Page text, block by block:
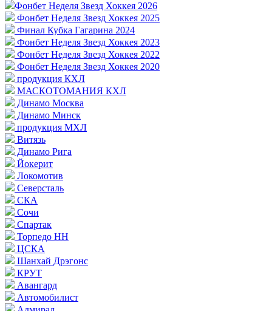
Фонбет Неделя Звезд Хоккея 2026
Фонбет Неделя Звезд Хоккея 2025
Финал Кубка Гагарина 2024
Фонбет Неделя Звезд Хоккея 2023
Фонбет Неделя Звезд Хоккея 2022
Фонбет Неделя Звезд Хоккея 2020
продукция КХЛ
МАСКОТОМАНИЯ КХЛ
Динамо Москва
Динамо Минск
продукция МХЛ
Витязь
Динамо Рига
Йокерит
Локомотив
Северсталь
СКА
Сочи
Спартак
Торпедо НН
ЦСКА
Шанхай Дрэгонс
КРУТ
Авангард
Автомобилист